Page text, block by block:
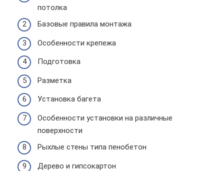
потолка
Базовые правила монтажа
Особенности крепежа
Подготовка
Разметка
Установка багета
Особенности установки на различные
поверхности
Рыхлые стены типа пенобетон
Дерево и гипсокартон